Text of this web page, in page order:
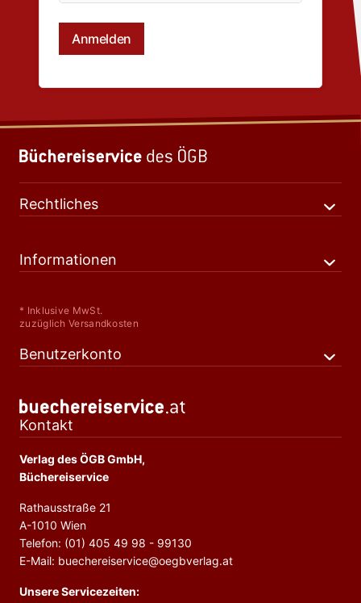
Rechtliches
Informationen
* Inklusive MwSt.
zuzüglich Versandkosten
Benutzerkonto
Kontakt
Verlag des ÖGB GmbH,
Büchereiservice
Rathausstraße 21
A-1010 Wien
Telefon: (01) 405 49 98 - 99130
E-Mail: buechereiservice@oegbverlag.at
Unsere Servicezeiten: